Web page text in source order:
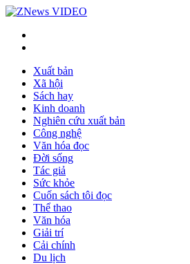
VIDEO
Xuất bản
Xã hội
Sách hay
Kinh doanh
Nghiên cứu xuất bản
Công nghệ
Văn hóa đọc
Đời sống
Tác giả
Sức khỏe
Cuốn sách tôi đọc
Thể thao
Văn hóa
Giải trí
Cải chính
Du lịch